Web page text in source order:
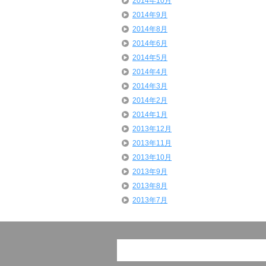
2014年9月
2014年8月
2014年6月
2014年5月
2014年4月
2014年3月
2014年2月
2014年1月
2013年12月
2013年11月
2013年10月
2013年9月
2013年8月
2013年7月